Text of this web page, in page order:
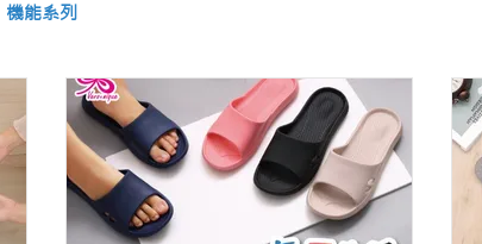
機能系列